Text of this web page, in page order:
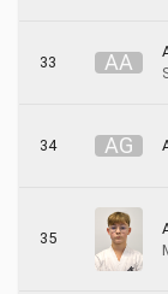
33 AA
34 AG
35